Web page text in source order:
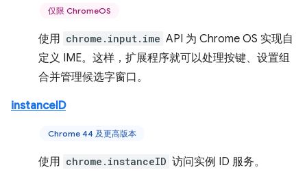
仅限 ChromeOS
使用 chrome.input.ime API 为 Chrome OS 实现自
定义 IME。这样，扩展程序就可以处理按键、设置组
合并管理候选字窗口。
instanceID
Chrome 44 及更高版本
使用 chrome.instanceID 访问实例 ID 服务。